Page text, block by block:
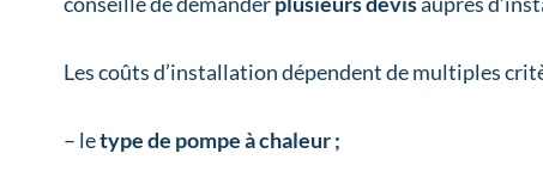
Les coûts d’installation dépendent de multiples
– letype de pompe à chaleur ;